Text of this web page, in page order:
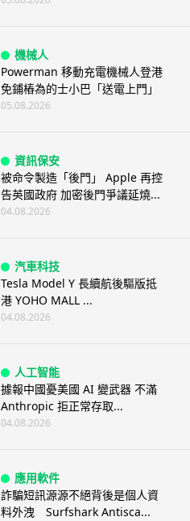
機械人
Powerman 移動充電機械人登港
免鋪樁為的士小巴「送電上門」
05.08.2026
資訊保安
被命令製造「後門」 Apple 再控
告英國政府 加密後門爭議延燒...
04.08.2026
汽車科技
Tesla Model Y 長續航後驅版抵
港 YOHO MALL ...
04.08.2026
人工智能
據報中國憂美國 AI 變武器 不滿
Anthropic 拒正常存取...
04.08.2026
應用軟件
詐騙短訊源源不絕背後是個人資
料外洩 Surfshark Antisca...